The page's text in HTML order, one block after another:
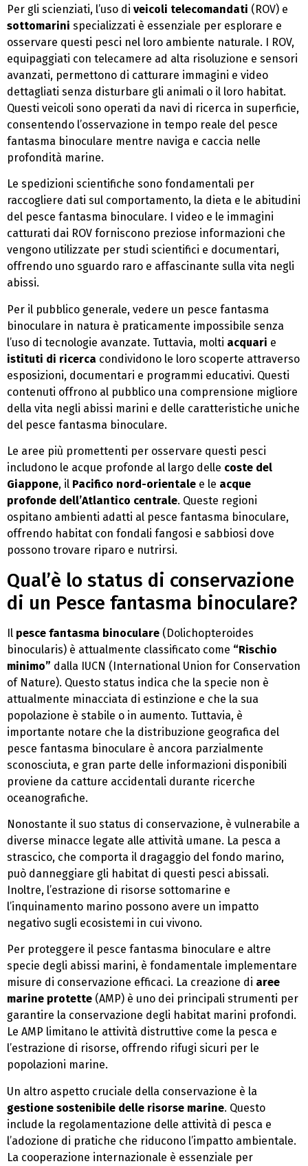
Per gli scienziati, l’uso di veicoli telecomandati (ROV) e
sottomarini specializzati è essenziale per esplorare e
osservare questi pesci nel loro ambiente naturale. I ROV,
equipaggiati con telecamere ad alta risoluzione e sensori
avanzati, permettono di catturare immagini e video
dettagliati senza disturbare gli animali o il loro habitat.
Questi veicoli sono operati da navi di ricerca in superficie,
consentendo l’osservazione in tempo reale del pesce
fantasma binoculare mentre naviga e caccia nelle
profondità marine.
Le spedizioni scientifiche sono fondamentali per
raccogliere dati sul comportamento, la dieta e le abitudini
del pesce fantasma binoculare. I video e le immagini
catturati dai ROV forniscono preziose informazioni che
vengono utilizzate per studi scientifici e documentari,
offrendo uno sguardo raro e affascinante sulla vita negli
abissi.
Per il pubblico generale, vedere un pesce fantasma
binoculare in natura è praticamente impossibile senza
l’uso di tecnologie avanzate. Tuttavia, molti acquari e
istituti di ricerca condividono le loro scoperte attraverso
esposizioni, documentari e programmi educativi. Questi
contenuti offrono al pubblico una comprensione migliore
della vita negli abissi marini e delle caratteristiche uniche
del pesce fantasma binoculare.
Le aree più promettenti per osservare questi pesci
includono le acque profonde al largo delle coste del
Giappone, il Pacifico nord-orientale e le acque
profonde dell’Atlantico centrale. Queste regioni
ospitano ambienti adatti al pesce fantasma binoculare,
offrendo habitat con fondali fangosi e sabbiosi dove
possono trovare riparo e nutrirsi.
Qual’è lo status di conservazione
di un Pesce fantasma binoculare?
Il pesce fantasma binoculare (Dolichopteroides
binocularis) è attualmente classificato come “Rischio
minimo” dalla IUCN (International Union for Conservation
of Nature). Questo status indica che la specie non è
attualmente minacciata di estinzione e che la sua
popolazione è stabile o in aumento. Tuttavia, è
importante notare che la distribuzione geografica del
pesce fantasma binoculare è ancora parzialmente
sconosciuta, e gran parte delle informazioni disponibili
proviene da catture accidentali durante ricerche
oceanografiche.
Nonostante il suo status di conservazione, è vulnerabile a
diverse minacce legate alle attività umane. La pesca a
strascico, che comporta il dragaggio del fondo marino,
può danneggiare gli habitat di questi pesci abissali.
Inoltre, l’estrazione di risorse sottomarine e
l’inquinamento marino possono avere un impatto
negativo sugli ecosistemi in cui vivono.
Per proteggere il pesce fantasma binoculare e altre
specie degli abissi marini, è fondamentale implementare
misure di conservazione efficaci. La creazione di aree
marine protette (AMP) è uno dei principali strumenti per
garantire la conservazione degli habitat marini profondi.
Le AMP limitano le attività distruttive come la pesca e
l’estrazione di risorse, offrendo rifugi sicuri per le
popolazioni marine.
Un altro aspetto cruciale della conservazione è la
gestione sostenibile delle risorse marine. Questo
include la regolamentazione delle attività di pesca e
l’adozione di pratiche che riducono l’impatto ambientale.
La cooperazione internazionale è essenziale per